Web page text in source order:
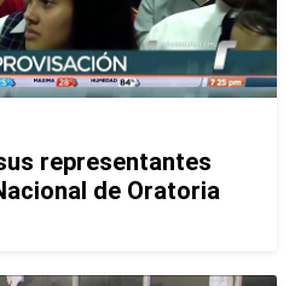
representantes
de Oratoria